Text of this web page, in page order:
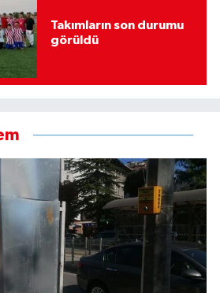
Takımların son durumu
görüldü